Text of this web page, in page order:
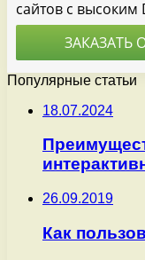
Популярные статьи
18.07.2024
26.09.2019
Как